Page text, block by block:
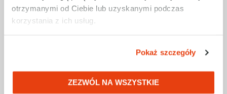
otrzymanymi od Ciebie lub uzyskanymi podczas
korzystania z ich usług.
Pokaż szczegóły
ZEZWÓL NA WSZYSTKIE
zapewnienie bezpieczeństwa i niezawodności
działania serwisu.
W serwisie wykorzystywane są cookies sesyjne
niezbędne do autoryzacji użytkownika platformy i
korzystania z dostępnych na platformie funkcji,
ulegające skasowaniu po zamknięcia okna